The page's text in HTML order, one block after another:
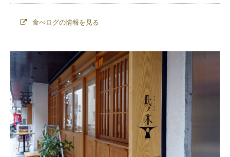
食べログの情報を見る